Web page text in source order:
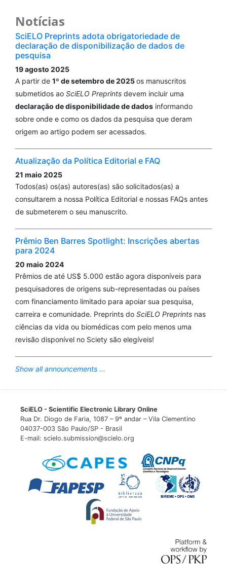
Notícias
SciELO Preprints adota obrigatoriedade de
declaração de disponibilização de dados de
pesquisa
19 agosto 2025
A partir de 1º de setembro de 2025os manuscritos
submetidos ao SciELO Preprints devem incluir uma
declaração de disponibilidade de dados informando
sobre onde e como os dados da pesquisa que deram
origem ao artigo podem ser acessados.
Atualização da Política Editorial e FAQ
21 maio 2025
Todos(as) os(as) autores(as) são solicitados(as) a
consultarem a nossa Política Editorial e nossas FAQs antes
de submeterem o seu manuscrito.
Prêmio Ben Barres Spotlight: Inscrições abertas
para 2024
20 maio 2024
Prêmios de até US$ 5.000 estão agora disponíveis para
pesquisadores de origens sub-representadas ou países
com financiamento limitado para apoiar sua pesquisa,
carreira e comunidade. Preprints do SciELO Preprints nas
ciências da vida ou biomédicas com pelo menos uma
revisão disponível no Sciety são elegíveis!
Show all announcements ...
SciELO - Scientific Electronic Library Online
Rua Dr. Diogo de Faria, 1087 – 9º andar – Vila Clementino
04037-003 São Paulo/SP - Brasil
E-mail: scielo.submission@scielo.org